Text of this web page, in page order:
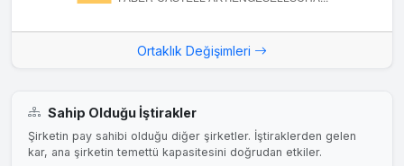
Ortaklık Değişimleri
Sahip Olduğu İştirakler
Şirketin pay sahibi olduğu diğer şirketler. İştiraklerden gelen
kar, ana şirketin temettü kapasitesini doğrudan etkiler.